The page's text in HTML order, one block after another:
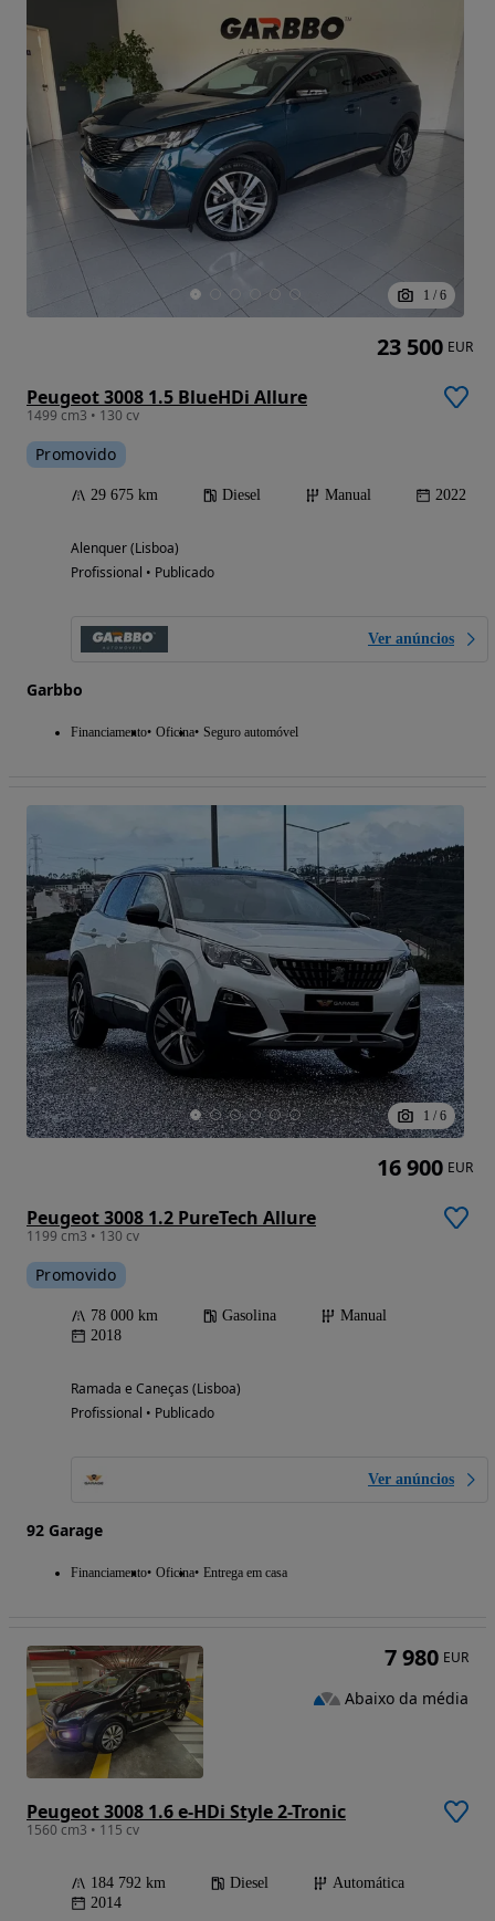
1 / 6
Peugeot 3008 1.5 BlueHDi Allure
1499 cm3 • 130 cv
Promovido
29 675 km Diesel Manual 2022
Alenquer (Lisboa)
Profissional • Publicado
Ver anúncios
Garbbo
Financiamento Oficina Seguro automóvel
23 500 EUR
1 / 6
Peugeot 3008 1.2 PureTech Allure
1199 cm3 • 130 cv
Promovido
78 000 km Gasolina
Manual
2018
Ramada e Caneças (Lisboa)
Profissional • Publicado
Ver anúncios
92 Garage
Financiamento Oficina Entrega em casa
16 900 EUR
Peugeot 3008 1.6 e-HDi Style 2-Tronic
1560 cm3 • 115 cv
184 792 km Diesel
Automática
2014
7 980 EUR
Abaixo da média